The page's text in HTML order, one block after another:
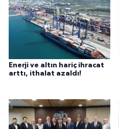
Enerji ve altın hariç ihracat
arttı, ithalat azaldı!